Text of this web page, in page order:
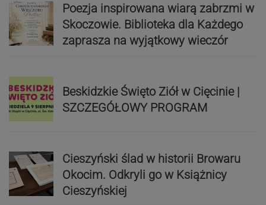
Poezja inspirowana wiarą zabrzmi w
Skoczowie. Biblioteka dla Każdego
zaprasza na wyjątkowy wieczór
Beskidzkie Święto Ziół w Cięcinie |
SZCZEGÓŁOWY PROGRAM
Cieszyński ślad w historii Browaru
Okocim. Odkryli go w Książnicy
Cieszyńskiej